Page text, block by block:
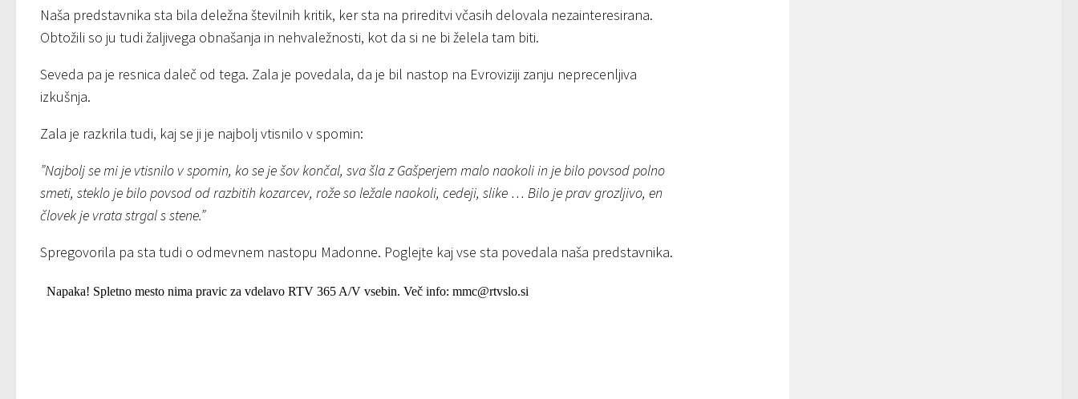
Naša predstavnika sta bila deležna številnih kritik, ker sta na prireditvi včasih delovala nezainteresirana.
Obtožili so ju tudi žaljivega obnašanja in nehvaležnosti, kot da si ne bi želela tam biti.
Seveda pa je resnica daleč od tega. Zala je povedala, da je bil nastop na Evroviziji zanju neprecenljiva
izkušnja.
Zala je razkrila tudi, kaj se ji je najbolj vtisnilo v spomin:
”Najbolj se mi je vtisnilo v spomin, ko se je šov končal, sva šla z Gašperjem malo naokoli in je bilo povsod polno
smeti, steklo je bilo povsod od razbitih kozarcev, rože so ležale naokoli, cedeji, slike … Bilo je prav grozljivo, en
človek je vrata strgal s stene.”
Spregovorila pa sta tudi o odmevnem nastopu Madonne. Poglejte kaj vse sta povedala naša predstavnika.